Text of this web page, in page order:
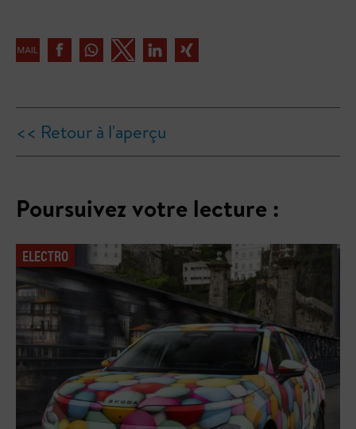
<< Retour à l'aperçu
Poursuivez votre lecture :
ELECTRO